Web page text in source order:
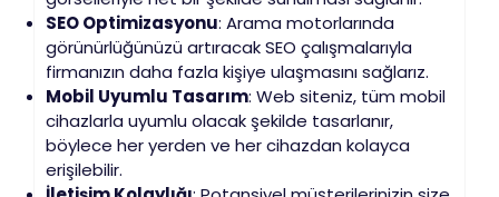
SEO Optimizasyonu: Arama motorlarında
görünürlüğünüzü artıracak SEO çalışmalarıyla
firmanızın daha fazla kişiye ulaşmasını sağlarız.
Mobil Uyumlu Tasarım: Web siteniz, tüm mobil
cihazlarla uyumlu olacak şekilde tasarlanır,
böylece her yerden ve her cihazdan kolayca
erişilebilir.